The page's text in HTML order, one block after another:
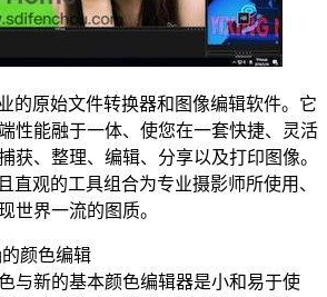
的原始文件转换器和图像编辑软件。它
性能融于一体、使您在一套快捷、灵活
获、整理、编辑、分享以及打印图像。
直观的工具组合为专业摄影师所使用、
世界一流的图质。
颜色编辑
与新的基本颜色编辑器是小和易于使